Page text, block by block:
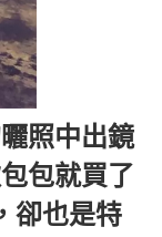
照中出鏡
包就買了
卻也是特